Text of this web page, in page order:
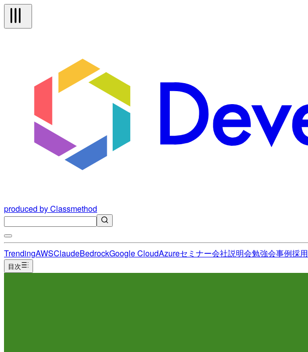
produced by Classmethod
TrendingAWSClaudeBedrockGoogle CloudAzureセミナー会社説明会勉強会事例採用
目次